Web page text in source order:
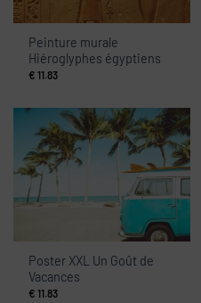
Peinture murale
Hiéroglyphes égyptiens
€ 11.83
Poster XXL Un Goût de
Vacances
€ 11.83